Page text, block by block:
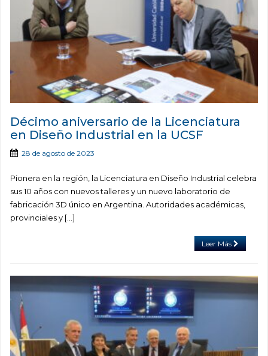
Décimo aniversario de la Licenciatura
en Diseño Industrial en la UCSF
28 de agosto de 2023
Pionera en la región, la Licenciatura en Diseño Industrial celebra
sus 10 años con nuevos talleres y un nuevo laboratorio de
fabricación 3D único en Argentina. Autoridades académicas,
provinciales y […]
Leer Más